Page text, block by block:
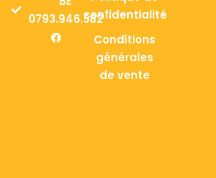
0793.946.582confidentialité
Conditions
générales
de vente